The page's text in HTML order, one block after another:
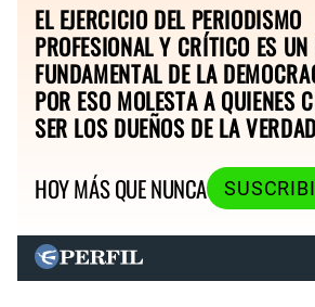
EL EJERCICIO DEL PERIODISMO
PROFESIONAL Y CRÍTICO ES
FUNDAMENTAL DE LA
POR ESO MOLESTA A QUIENES
SER LOS DUEÑOS DE LA
HOY MÁS QUE NUNCA